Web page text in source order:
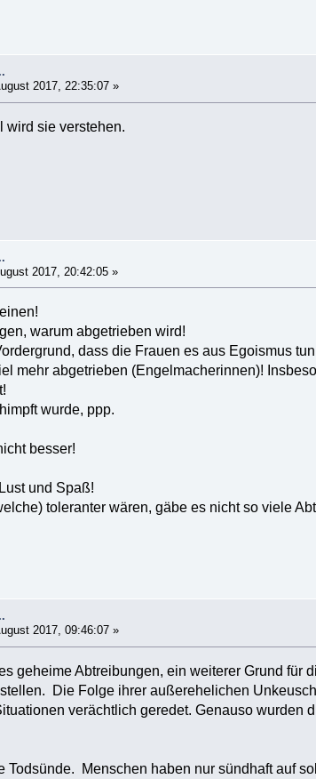
2017, 22:35:07 »
wird sie verstehen.
2017, 20:42:05 »
warum abgetrieben wird!
dass die Frauen es aus Egoismus
mehr abgetrieben (Engelmacherinnen)!
wurde, ppp.
besser!
und Spaß!
toleranter wären, gäbe es nicht so viele
2017, 09:46:07 »
geheime Abtreibungen, ein weiterer Grund für
Die Folge ihrer außerehelichen
verächtlich geredet. Genauso wurden
Todsünde. Menschen haben nur sündhaft auf